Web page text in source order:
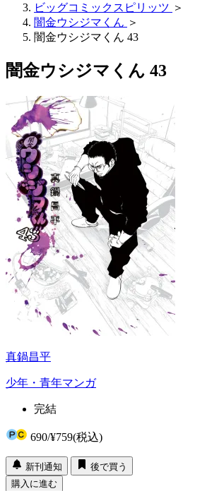
ビッグコミックスピリッツ ＞
闇金ウシジマくん ＞
闇金ウシジマくん 43
闇金ウシジマくん 43
真鍋昌平
少年・青年マンガ
完結
690/¥759(税込)
新刊通知
後で買う
購入に進む